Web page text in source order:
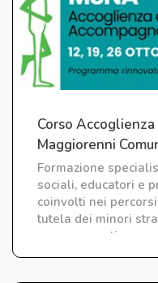
Corso
Maggiorenni
CAS
Formazione
sociali, educatori e
coinvolti nei
tutela dei minori
accompagnati e